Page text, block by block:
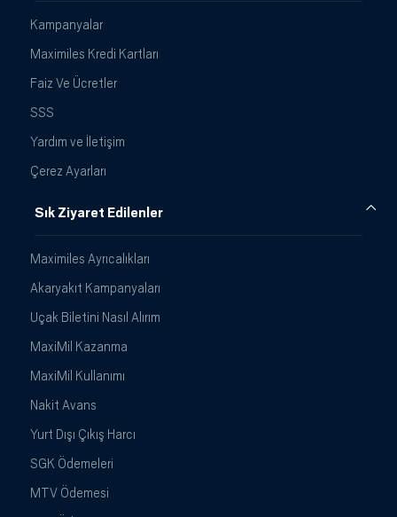
Kampanyalar
Maximiles Kredi Kartları
Faiz Ve Ücretler
SSS
Yardım ve İletişim
Çerez Ayarları
Sık Ziyaret Edilenler
Maximiles Ayrıcalıkları
Akaryakıt Kampanyaları
Uçak Biletini Nasıl Alırım
MaxiMil Kazanma
MaxiMil Kullanımı
Nakit Avans
Yurt Dışı Çıkış Harcı
SGK Ödemeleri
MTV Ödemesi